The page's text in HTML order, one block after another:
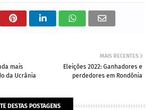
MAIS RECENTES
Eleições 2022: Ganhadores e
perdedores em Rondônia
mais
da Ucrânia
DESTAS POSTAGENS